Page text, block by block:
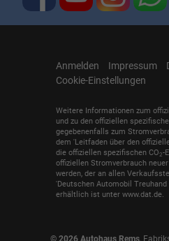
Anmelden Impressum
Cookie-Einstellungen
Weitere Informationen zum
und zu den offiziellen
gegebenenfalls zum
dem 'Leitfaden über den
die offiziellen spezifischen CO2-
offiziellen Stromverbrauch
werden, der an allen
'Deutschen Automobil
erhältlich ist unter www.dat.de.